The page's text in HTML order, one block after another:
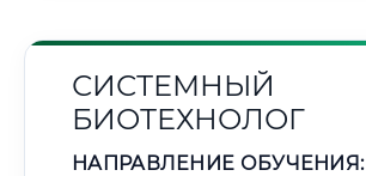
СИСТЕМНЫЙ
БИОТЕХНОЛОГ
НАПРАВЛЕНИЕ ОБУЧЕНИЯ: